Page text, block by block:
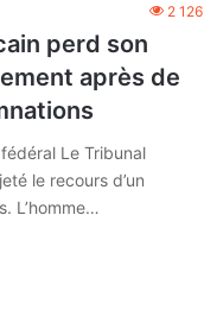
2 126
perd son
après de
Le Tribunal
le recours d’un
L’homme…